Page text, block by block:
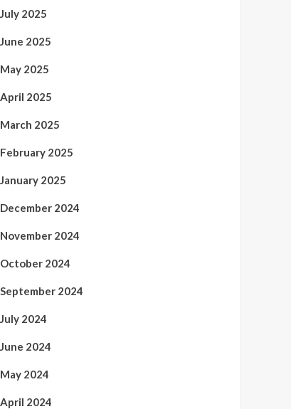
July 2025
June 2025
May 2025
April 2025
March 2025
February 2025
January 2025
December 2024
November 2024
October 2024
September 2024
July 2024
June 2024
May 2024
April 2024